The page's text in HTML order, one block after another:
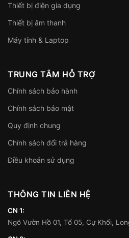
Thiết bị điện gia dụng
Thiết bị âm thanh
Máy tính & Laptop
TRUNG TÂM HỖ TRỢ
Chính sách bảo hành
Chính sách bảo mật
Quy định chung
Chính sách đổi trả hàng
Điều khoản sử dụng
THÔNG TIN LIÊN HỆ
CN 1:
Ngõ Vườn Hồ 01, Tổ 05, Cự Khối,